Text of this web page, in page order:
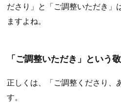
ださり」と「ご調整いただき」
ますよね。
「ご調整いただき」という
正しくは、「ご調整くださり、
す。